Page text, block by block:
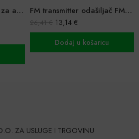
Aku visokotlačni perač za auto i dvorište FM transmitter odašiljač FM signala za radio
26,41€ 13,14€
Dodaj u košaricu
ZA USLUGE I TRGOVINU